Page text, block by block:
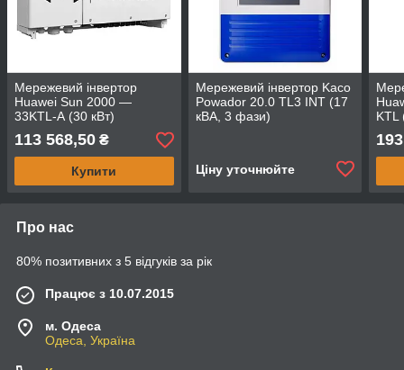
Мережевий інвертор
Huawei Sun 2000 —
33KTL-А (30 кВт)
113 568,50 ₴
Купити
Мережевий інвертор Kaco
Powador 20.0 TL3 INT (17
кВА, 3 фази)
Ціну уточнюйте
KTL
Про нас
80% позитивних з 5 відгуків за рік
Працює з 10.07.2015
м. Одеса
Одеса, Україна